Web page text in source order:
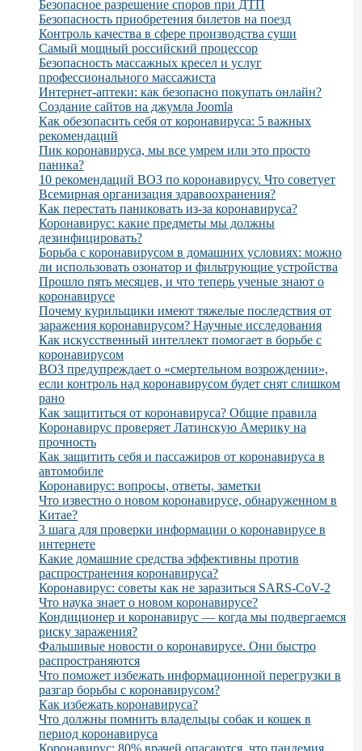
Безопасное разрешение споров при ДТП
Безопасность приобретения билетов на поезд
Контроль качества в сфере производства суши
Самый мощный российский процессор
Безопасность массажных кресел и услуг
профессионального массажиста
Интернет-аптеки: как безопасно покупать онлайн?
Создание сайтов на джумла Joomla
Как обезопасить себя от коронавируса: 5 важных
рекомендаций
Пик коронавируса, мы все умрем или это просто
паника?
10 рекомендаций ВОЗ по коронавирусу. Что советует
Всемирная организация здравоохранения?
Как перестать паниковать из-за коронавируса?
Коронавирус: какие предметы мы должны
дезинфицировать?
Борьба с коронавирусом в домашних условиях: можно
ли использовать озонатор и фильтрующие устройства
Прошло пять месяцев, и что теперь ученые знают о
коронавирусе
Почему курильщики имеют тяжелые последствия от
заражения коронавирусом? Научные исследования
Как искусственный интеллект помогает в борьбе с
коронавирусом
ВОЗ предупреждает о «смертельном возрождении»,
если контроль над коронавирусом будет снят слишком
рано
Как защититься от коронавируса? Общие правила
Коронавирус проверяет Латинскую Америку на
прочность
Как защитить себя и пассажиров от коронавируса в
автомобиле
Коронавирус: вопросы, ответы, заметки
Что известно о новом коронавирусе, обнаруженном в
Китае?
3 шага для проверки информации о коронавирусе в
интернете
Какие домашние средства эффективны против
распространения коронавируса?
Коронавирус: советы как не заразиться SARS-CoV-2
Что наука знает о новом коронавирусе?
Кондиционер и коронавирус — когда мы подвергаемся
риску заражения?
Фальшивые новости о коронавирусе. Они быстро
распространяются
Что поможет избежать информационной перегрузки в
разгар борьбы с коронавирусом?
Как избежать коронавируса?
Что должны помнить владельцы собак и кошек в
период коронавируса
Коронавирус: 80% врачей опасаются, что пандемия